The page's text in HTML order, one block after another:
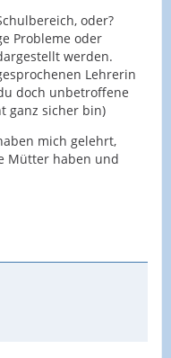
oder?
Probleme oder
werden.
Lehrerin
doch unbetroffene
ganz sicher bin)
mich gelehrt,
Mütter haben und